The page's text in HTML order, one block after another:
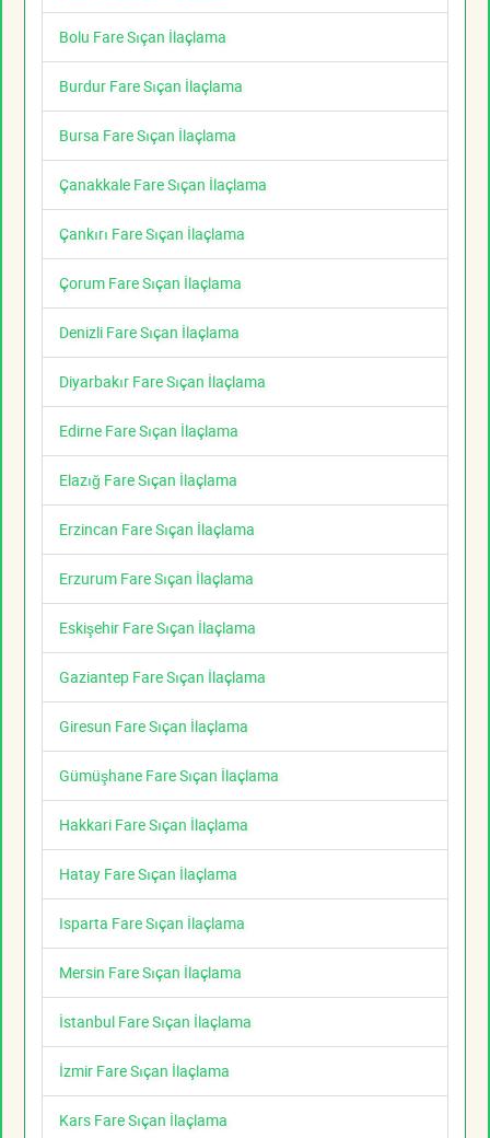
Bolu Fare Sıçan İlaçlama
Burdur Fare Sıçan İlaçlama
Bursa Fare Sıçan İlaçlama
Çanakkale Fare Sıçan İlaçlama
Çankırı Fare Sıçan İlaçlama
Çorum Fare Sıçan İlaçlama
Denizli Fare Sıçan İlaçlama
Diyarbakır Fare Sıçan İlaçlama
Edirne Fare Sıçan İlaçlama
Elazığ Fare Sıçan İlaçlama
Erzincan Fare Sıçan İlaçlama
Erzurum Fare Sıçan İlaçlama
Eskişehir Fare Sıçan İlaçlama
Gaziantep Fare Sıçan İlaçlama
Giresun Fare Sıçan İlaçlama
Gümüşhane Fare Sıçan İlaçlama
Hakkari Fare Sıçan İlaçlama
Hatay Fare Sıçan İlaçlama
Isparta Fare Sıçan İlaçlama
Mersin Fare Sıçan İlaçlama
İstanbul Fare Sıçan İlaçlama
İzmir Fare Sıçan İlaçlama
Kars Fare Sıçan İlaçlama